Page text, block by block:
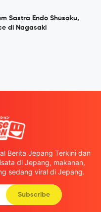
Sastra Endō Shūsaku,
di Nagasaki
Berita Jepang Terkini dan
di Jepang, makanan,
sedang viral di Jepang.
Subscribe